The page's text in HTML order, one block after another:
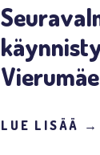
LUE LISÄÄ →